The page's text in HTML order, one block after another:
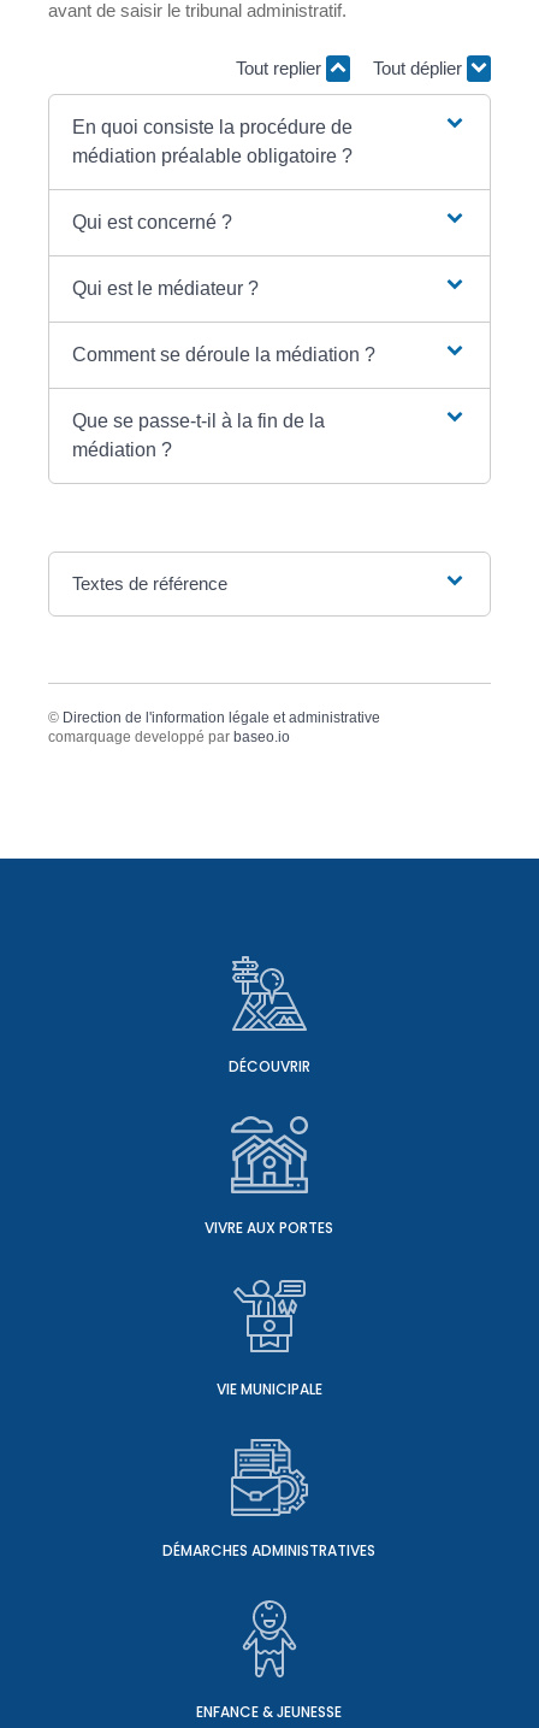
avant de saisir le tribunal administratif.
Tout replier Tout déplier
En quoi consiste la procédure de
médiation préalable obligatoire ?
Qui est concerné ?
Qui est le médiateur ?
Comment se déroule la médiation ?
Que se passe-t-il à la fin de la
médiation ?
Textes de référence
© Direction de l'information légale et administrative
comarquage developpé par baseo.io
DÉCOUVRIR
VIVRE AUX PORTES
VIE MUNICIPALE
DÉMARCHES ADMINISTRATIVES
ENFANCE & JEUNESSE